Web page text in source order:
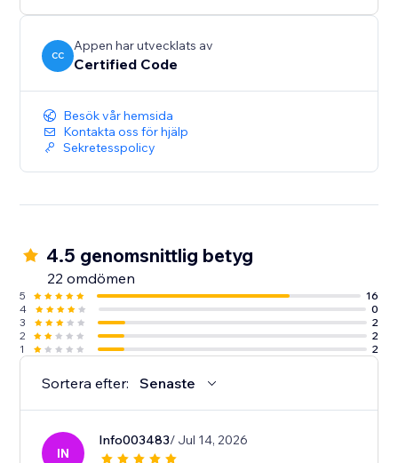
CC
Appen har utvecklats av
Certified Code
Besök vår hemsida
Kontakta oss för hjälp
Sekretesspolicy
4.5 genomsnittlig betyg
22 omdömen
5
16
4
0
3
2
2
2
1
2
Sortera efter: Senaste
IN
Info003483/ Jul 14, 2026